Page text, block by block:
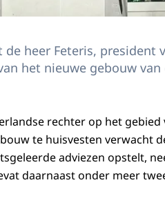
heer Feteris, president
het nieuwe gebouw van
rechter op het
te huisvesten verwacht
adviezen opstelt,
daarnaast onder meer